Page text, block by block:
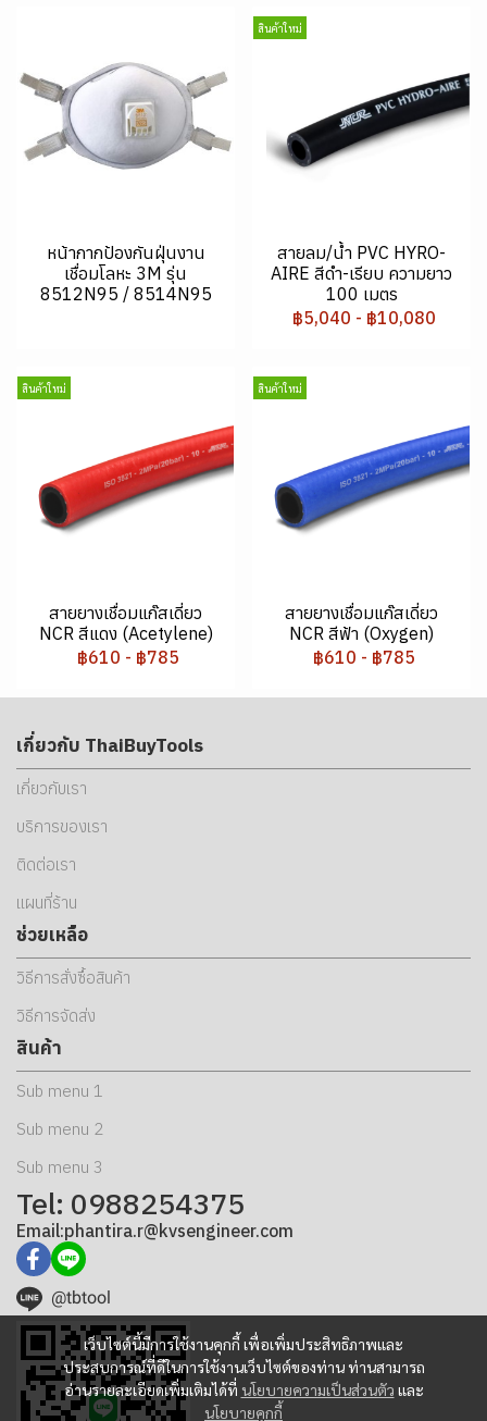
หน้ากากป้องกันฝุ่นงาน
เชื่อมโลหะ 3M รุ่น
8512N95 / 8514N95
สินค้าใหม่
สายลม/น้ำ PVC HYRO-
AIRE สีดำ-เรียบ ความยาว
100 เมตร
฿5,040 - ฿10,080
สินค้าใหม่
สายยางเชื่อมแก๊สเดี่ยว
NCR สีแดง (Acetylene)
฿610 - ฿785
สินค้าใหม่
สายยางเชื่อมแก๊สเดี่ยว
NCR สีฟ้า (Oxygen)
฿610 - ฿785
เว็บไซต์นี้มีการใช้งานคุกกี้ เพื่อเพิ่มประสิทธิภาพและ
ประสบการณ์ที่ดีในการใช้งานเว็บไซต์ของท่าน ท่านสามารถ
อ่านรายละเอียดเพิ่มเติมได้ที่ นโยบายความเป็นส่วนตัว และ
นโยบายคุกกี้
เกี่ยวกับ ThaiBuyTools
เกี่ยวกับเรา
บริการของเรา
ติดต่อเรา
แผนที่ร้าน
ช่วยเหลือ
วิธีการสั่งซื้อสินค้า
วิธีการจัดส่ง
สินค้า
Sub menu 1
Sub menu 2
Sub menu 3
Tel: 0988254375
Email:phantira.r@kvsengineer.com
@tbtool